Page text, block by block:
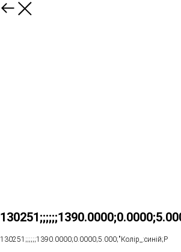
130251;;;;;;1390.0000;0.0000;5.000;"Колір_:синій;Р